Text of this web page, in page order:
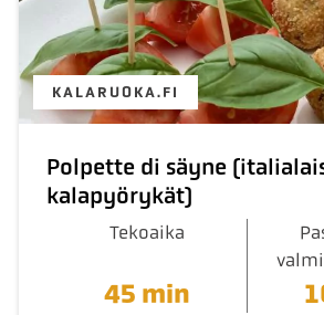
KALARUOKA.FI
Polpette di säyne
kalapyörykät)
Tekoaika
45 min